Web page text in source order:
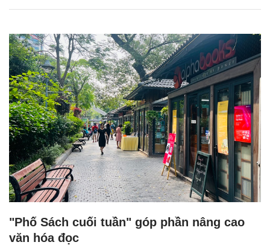
"Phố Sách cuối tuần" góp phần nâng cao
văn hóa đọc